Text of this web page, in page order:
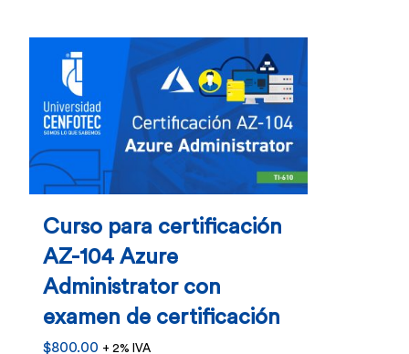
Curso para certificación
AZ-104 Azure
Administrator con
examen de certificación
$800.00 + 2% IVA